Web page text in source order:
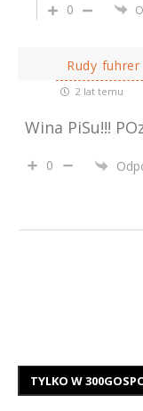
0
Rudy fuhrer
2 lat temu
Wina PiSu!!!
0
TYLKO W